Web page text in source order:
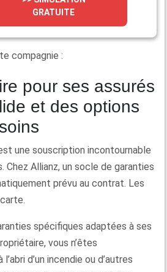
GRATUITE
compagnie :
et des options
une souscription incontournable
Chez Allianz, un socle de garanties
prévu au contrat. Les
spécifiques adaptées à ses
vous n’êtes
d’un incendie ou d’autres